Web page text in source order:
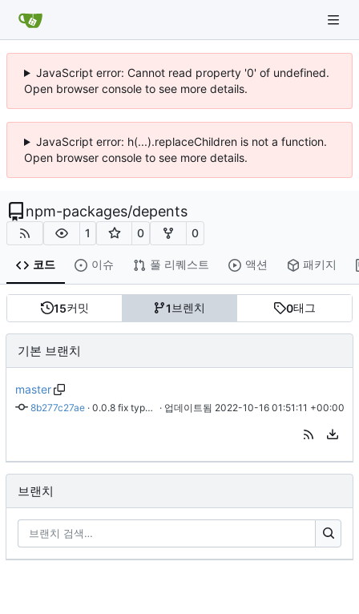
JavaScript error: Cannot read property '0' of undefined.
Open browser console to see more details.
JavaScript error: h(...).replaceChildren is not a function.
Open browser console to see more details.
npm-packages/depents
1 0 0
코드 이슈 풀 리퀘스트 액션 패키지
15커밋 1 브렌치 0태그
기본 브랜치
master
8b277c27ae · 0.0.8 fix typo in readme · 업데이트됨 2022-10-16 01:51:11 +00:00
브랜치